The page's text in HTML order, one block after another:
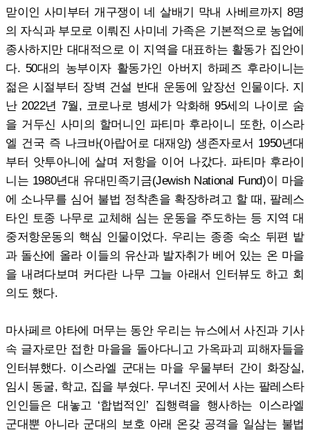
맏이인 사미부터 개구쟁이 네 살배기 막내 사베르까지 8명
의 자식과 부모로 이뤄진 사미네 가족은 기본적으로 농업에
종사하지만 대대적으로 이 지역을 대표하는 활동가 집안이
다. 50대의 농부이자 활동가인 아버지 하페즈 후라이니는
젊은 시절부터 장벽 건설 반대 운동에 앞장선 인물이다. 지
난 2022년 7월, 코로나로 병세가 악화해 95세의 나이로 숨
을 거두신 사미의 할머니인 파티마 후라이니 또한, 이스라
엘 건국 즉 나크바(아랍어로 대재앙) 생존자로서 1950년대
부터 앗투아니에 살며 저항을 이어 나갔다. 파티마 후라이
니는 1980년대 유대민족기금(Jewish National Fund)이 마을
에 소나무를 심어 불법 정착촌을 확장하려고 할 때, 팔레스
타인 토종 나무로 교체해 심는 운동을 주도하는 등 지역 대
중저항운동의 핵심 인물이었다. 우리는 종종 숙소 뒤편 밭
과 돌산에 올라 이들의 유산과 발자취가 베어 있는 온 마을
을 내려다보며 커다란 나무 그늘 아래서 인터뷰도 하고 회
의도 했다.
마사페르 야타에 머무는 동안 우리는 뉴스에서 사진과 기사
속 글자로만 접한 마을을 돌아다니고 가옥파괴 피해자들을
인터뷰했다. 이스라엘 군대는 마을 우물부터 간이 화장실,
임시 동굴, 학교, 집을 부쉈다. 무너진 곳에서 사는 팔레스타
인인들은 대놓고 ‘합법적인’ 집행력을 행사하는 이스라엘
군대뿐 아니라 군대의 보호 아래 온갖 공격을 일삼는 불법